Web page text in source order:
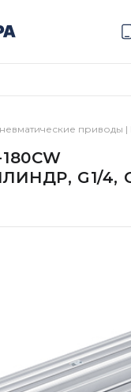
приводы |
G1/4,